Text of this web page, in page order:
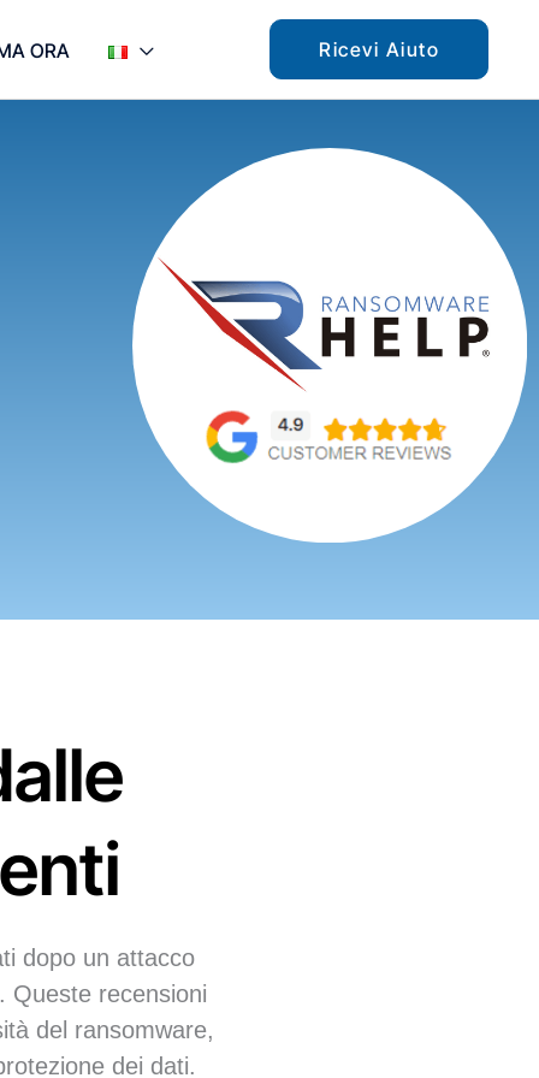
ORA Ricevi Aiuto
dopo un attacco
Queste recensioni
del ransomware,
dei dati.